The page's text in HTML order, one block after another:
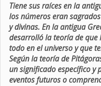
Tiene sus raíces en la
los números eran
y divinas. En la antigua
desarrolló la teoría de que
todo en el universo y que
Según la teoría de
un significado específico
eventos futuros o